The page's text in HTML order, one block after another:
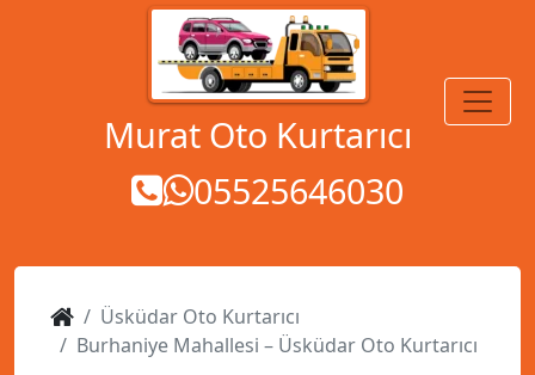
Murat Oto Kurtarıcı
05525646030
MENÜ
Üsküdar Oto Kurtarıcı
Burhaniye Mahallesi – Üsküdar Oto Kurtarıcı